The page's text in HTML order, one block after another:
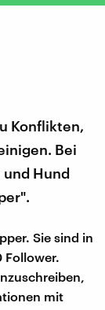
Konflikten,
Bei
und Hund
Sie sind in
Follower.
mit